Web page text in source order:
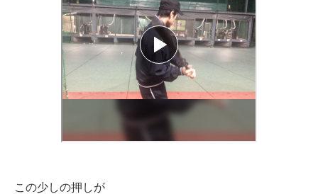
この少しの押しが